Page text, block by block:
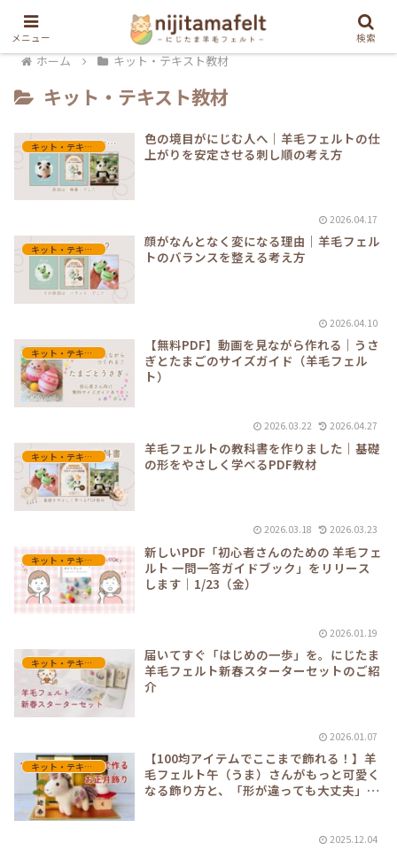
ホーム キット・テキスト教材
キット・テキスト教材
キット・テキスト教材
色の境目がにじむ人へ｜羊毛フェルトの仕
上がりを安定させる刺し順の考え方
2026.04.17
キット・テキスト教材
顔がなんとなく変になる理由｜羊毛フェル
トのバランスを整える考え方
2026.04.10
キット・テキスト教材
【無料PDF】動画を見ながら作れる｜うさ
ぎとたまごのサイズガイド（羊毛フェル
ト）
2026.03.22 2026.04.27
キット・テキスト教材
羊毛フェルトの教科書を作りました｜基礎
の形をやさしく学べるPDF教材
2026.03.18 2026.03.23
キット・テキスト教材
新しいPDF「初心者さんのための 羊毛フェ
ルト 一問一答ガイドブック」をリリース
します｜1/23（金）
2026.01.19
キット・テキスト教材
届いてすぐ「はじめの一歩」を。にじたま
羊毛フェルト新春スターターセットのご紹
介
2026.01.07
キット・テキスト教材
【100均アイテムでここまで飾れる！】羊
毛フェルト午（うま）さんがもっと可愛く
なる飾り方と、「形が違っても大丈夫」の
2025.12.04
メニュー 検索